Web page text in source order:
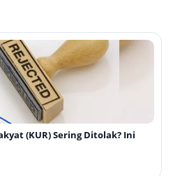
(KUR) Sering Ditolak? Ini